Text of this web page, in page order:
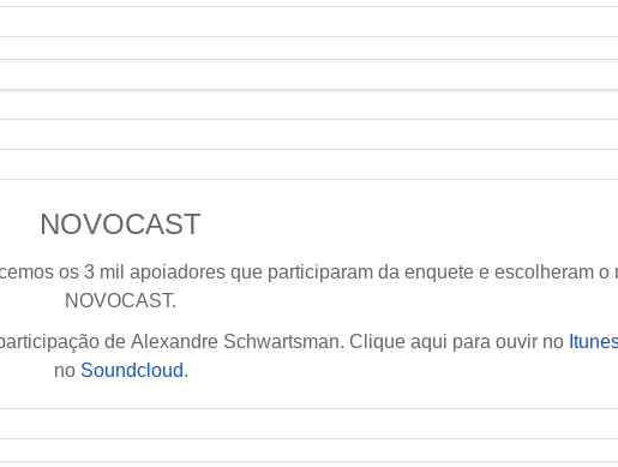
NOVOCAST
os 3 mil apoiadores que participaram da enquete e escolheram o
NOVOCAST.
de Alexandre Schwartsman. Clique aqui para ouvir no
no Soundcloud.